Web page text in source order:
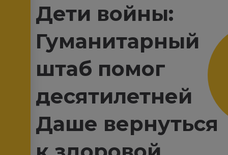
Дети войны:
Гуманитарный
штаб помог
десятилетней
Даше вернуться